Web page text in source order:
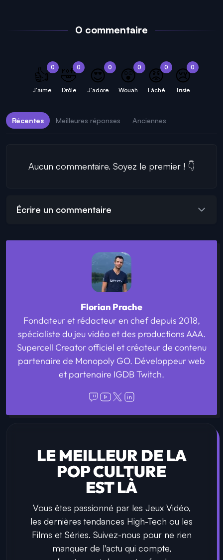
0 commentaire
0
👍
J'aime
0
🤣
Drôle
0
😍
J'adore
0
😲
Wouah
0
😡
Fâché
0
😢
Triste
Récentes Meilleures réponses Anciennes
Aucun commentaire. Soyez le premier ! 👇
Écrire un commentaire
Florian Prache
Fondateur et rédacteur en chef depuis 2018,
spécialiste du jeu vidéo et des productions AAA.
Supercell Creator officiel et créateur de contenu
partenaire de Monopoly GO. Développeur web
et partenaire IGDB Twitch.
LE MEILLEUR DE LA
POP CULTURE
EST LÀ
Vous êtes passionné par les Jeux Vidéo,
les dernières tendances High-Tech ou les
Films et Séries. Suivez-nous pour ne rien
manquer de l'actu qui compte,